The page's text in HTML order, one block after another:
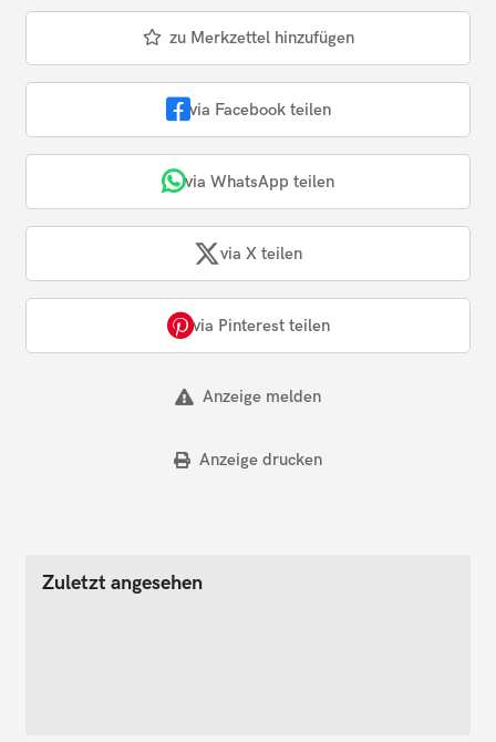
zu Merkzettel hinzufügen
via Facebook teilen
via WhatsApp teilen
via X teilen
via Pinterest teilen
Anzeige melden
Anzeige drucken
Zuletzt angesehen